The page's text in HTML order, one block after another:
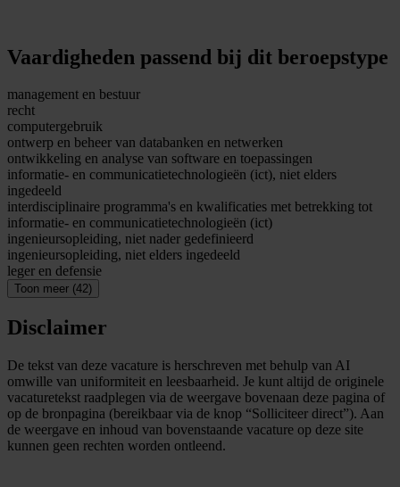
Vaardigheden passend bij dit beroepstype
management en bestuur
recht
computergebruik
ontwerp en beheer van databanken en netwerken
ontwikkeling en analyse van software en toepassingen
informatie- en communicatietechnologieën (ict), niet elders
ingedeeld
interdisciplinaire programma's en kwalificaties met betrekking tot
informatie- en communicatietechnologieën (ict)
ingenieursopleiding, niet nader gedefinieerd
ingenieursopleiding, niet elders ingedeeld
leger en defensie
Toon meer (42)
Disclaimer
De tekst van deze vacature is herschreven met behulp van AI
omwille van uniformiteit en leesbaarheid. Je kunt altijd de originele
vacaturetekst raadplegen via de weergave bovenaan deze pagina of
op de bronpagina (bereikbaar via de knop “Solliciteer direct”). Aan
de weergave en inhoud van bovenstaande vacature op deze site
kunnen geen rechten worden ontleend.